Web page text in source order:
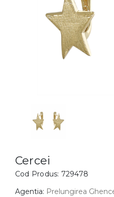
BIJUTERII COPII
Cercei
Bratari
Coliere
Cercei
Cod Produs: 729478
Agentia: Prelungirea